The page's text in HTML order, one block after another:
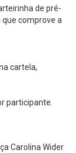
de pré-
comprove a
cartela,
participante.
Carolina Wider